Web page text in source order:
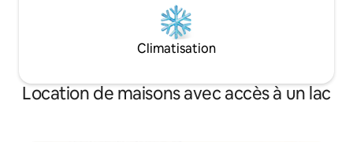
Climatisation
Location de maisons avec accès à un lac